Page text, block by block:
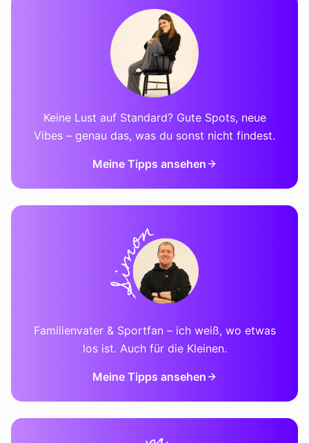
Keine Lust auf Standard? Gute Spots, neue
Vibes – genau das, was du sonst nicht findest.
Meine Tipps ansehen
Familienvater & Sportfan – ich weiß, wo etwas
los ist. Auch für die Kleinen.
Meine Tipps ansehen